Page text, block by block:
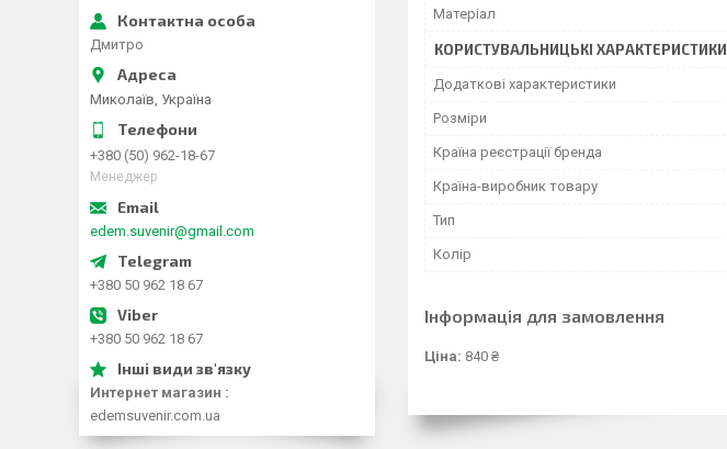
Матеріал
КОРИСТУВАЛЬНИЦЬКІ ХАРАКТЕРИСТИКИ
Додаткові характеристики
Розміри
Країна реєстрації бренда
Країна-виробник товару
Тип
Колір
Інформація для замовлення
Ціна: 840 ₴
Дмитро
Миколаїв, Україна
+380 (50) 962-18-67
Менеджер
edem.suvenir@gmail.com
+380 50 962 18 67
+380 50 962 18 67
Интернет магазин
edemsuvenir.com.ua